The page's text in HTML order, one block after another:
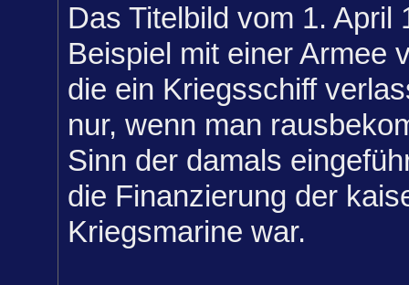
Das Titelbild vom 1. April
Beispiel mit einer Armee
die ein Kriegsschiff
nur, wenn man
Sinn der damals
die Finanzierung der
Kriegsmarine war.